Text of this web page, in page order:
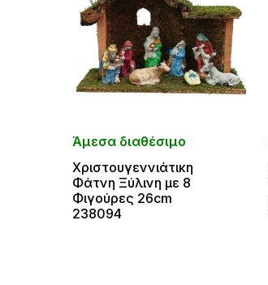
Άμεσα διαθέσιμο
Χριστουγεννιάτικη
Φάτνη Ξύλινη με 8
Φιγούρες 26cm
238094